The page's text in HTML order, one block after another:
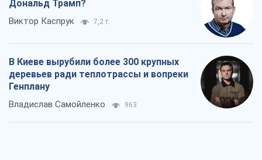
Дональд Трамп?
Виктор Каспрук 7,2 т.
В Киеве вырубили более 300 крупных
деревьев ради теплотрассы и вопреки
Генплану
Владислав Самойленко 963